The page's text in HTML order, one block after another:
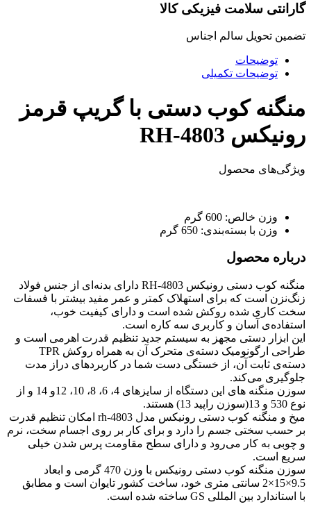
گارانتی سلامت فیزیکی کالا
تضمین تحویل سالم اجناس
توضیحات
توضیحات تکمیلی
منگنه کوب دستی با گریپ قرمز
رونیکس RH-4803
ویژگی‌های محصول
وزن خالص: 600 گرم
وزن با بسته‌بندی: 650 گرم
درباره محصول
منگنه کوب دستی رونیکس RH-4803 دارای بدنه‌ای‌ از جنس فولاد
زنگ‌نزن است که برای استهلاک کمتر و عمر مفید بیشتر با فسفات
سخت کاری شده روکش شده است و دارای کیفیت خوب،
استفاده‌ی آسان و کاربری سه کاره است.
این ابزار دستی مجهز به سیستم جدید تنظیم قدرت اهرمی است و
طراحی ارگونومیک دسته‎‌ی متحرک آن به همراه روکش TPR
دسته‌ی ثابت آن، از خستگی دست شما در کاربردهای دراز مدت
جلوگیری می‌کند.
سوزن منگنه های این دستگاه از سایزهای 4، 6، 8، 10، 12و 14 و از
نوع 530 و 13(سوزن راپید 13) هستند.
میخ و منگنه کوب دستی رونیکس مدل rh-4803 امکان تنظیم قدرت
بر حسب سختی جسم را دارد و برای کار بر روی اجسام سخت، نرم
و چوبی به کار می‌رود و دارای سطح مقاومت پرس شدن خیلی
سریع است.
سوزن منگنه کوب دستی رونیکس با وزن 470 گرمی و ابعاد
9.5×15×2 سانتی متری خود، ساخت کشور تایوان است و مطابق
با استاندارد بین ­المللی GS ساخته شده است.